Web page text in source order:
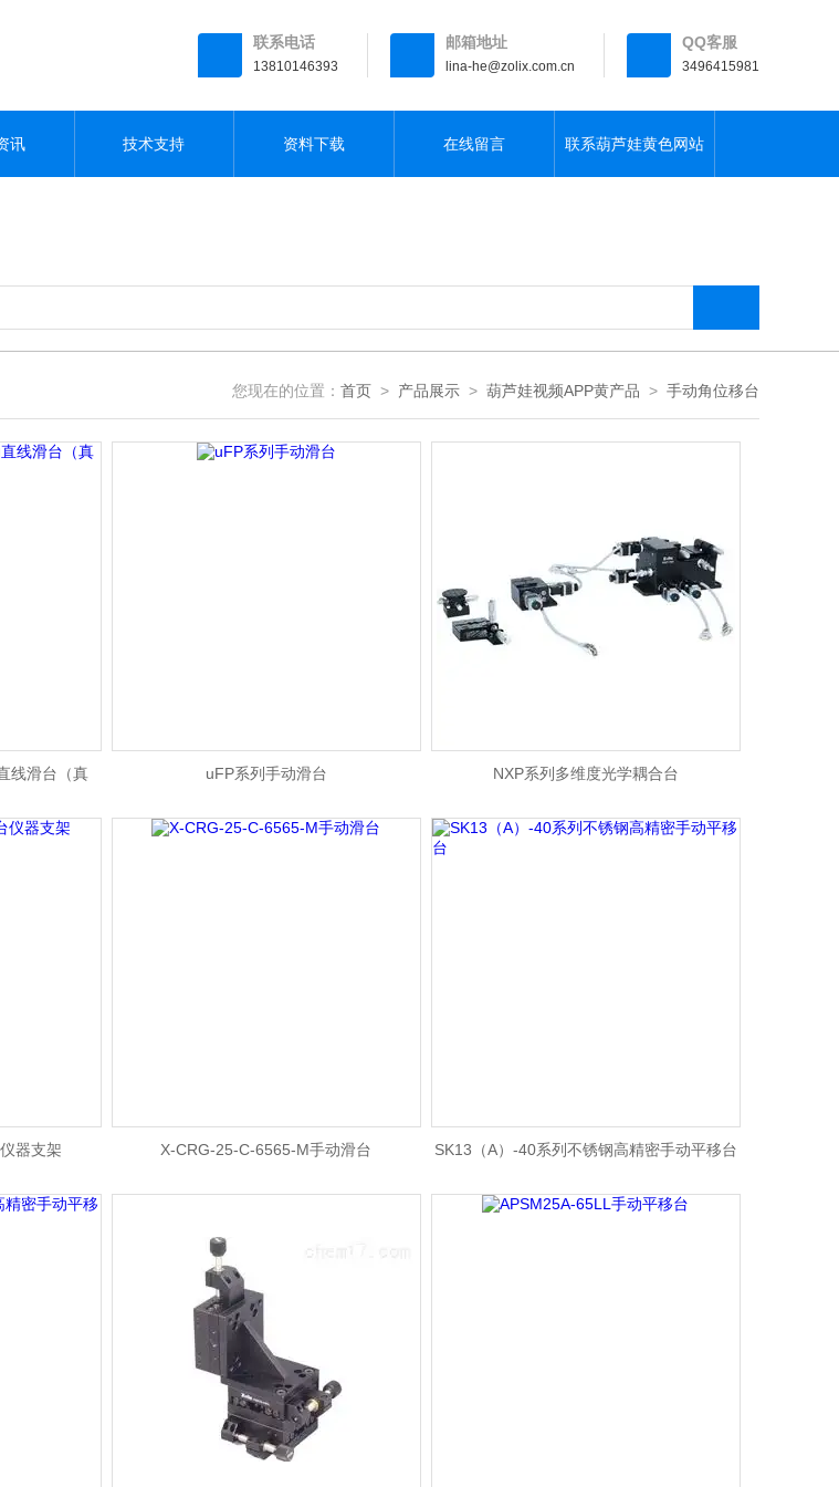
联系电话
13810146393
邮箱地址
lina-he@zolix.com.cn
QQ客服
3496415981
讯 技术支持 资料下载 在线留言 联系葫芦娃黄色网站
您现在的位置： 首页 > 产品展示 > 葫芦娃视频APP黄产品 > 手动角位移台
直线滑台（真 uFP系列手动滑台 NXP系列多维度光学耦合台
器支架 X-CRG-25-C-6565-M手动滑台 SK13（A）-40系列不锈钢高精密手动平移台